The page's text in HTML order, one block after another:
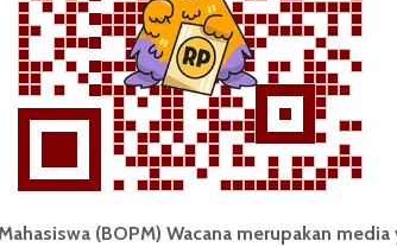
dari Internet. Walaupun di kata
data yang dipaparkan dapat
dilihat ada sebuah website
yang tentu saja sulit dipercaya
kisah di buku ini. Beberapa di antaranya,
Sidney Reilly yang tidak diketahui secara
(BOPM) Wacana merupakan